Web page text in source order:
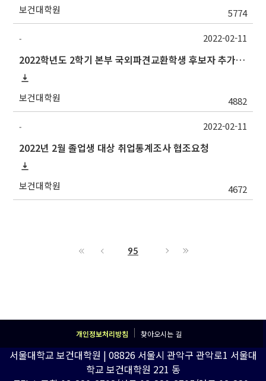
보건대학원 5774
-
2022학년도 2학기 본부 국외파견교환학생 후보자 추가모집 안내
보건대학원 4882
2022-02-11
-
2022년 2월 졸업생 대상 취업통계조사 협조요청
보건대학원 4672
2022-02-11
95
개인정보처리방침 찾아오시는 길
서울대학교 보건대학원 | 08826 서울시 관악구 관악로1 서울대
학교 보건대학원 221 동